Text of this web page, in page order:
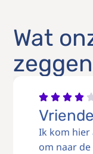
Wat
Ik kom hier
om naar